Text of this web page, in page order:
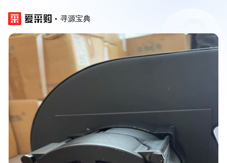
寻源宝典